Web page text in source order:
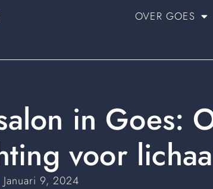
OVER GOES
in Goes:
voor
Januari 9, 2024